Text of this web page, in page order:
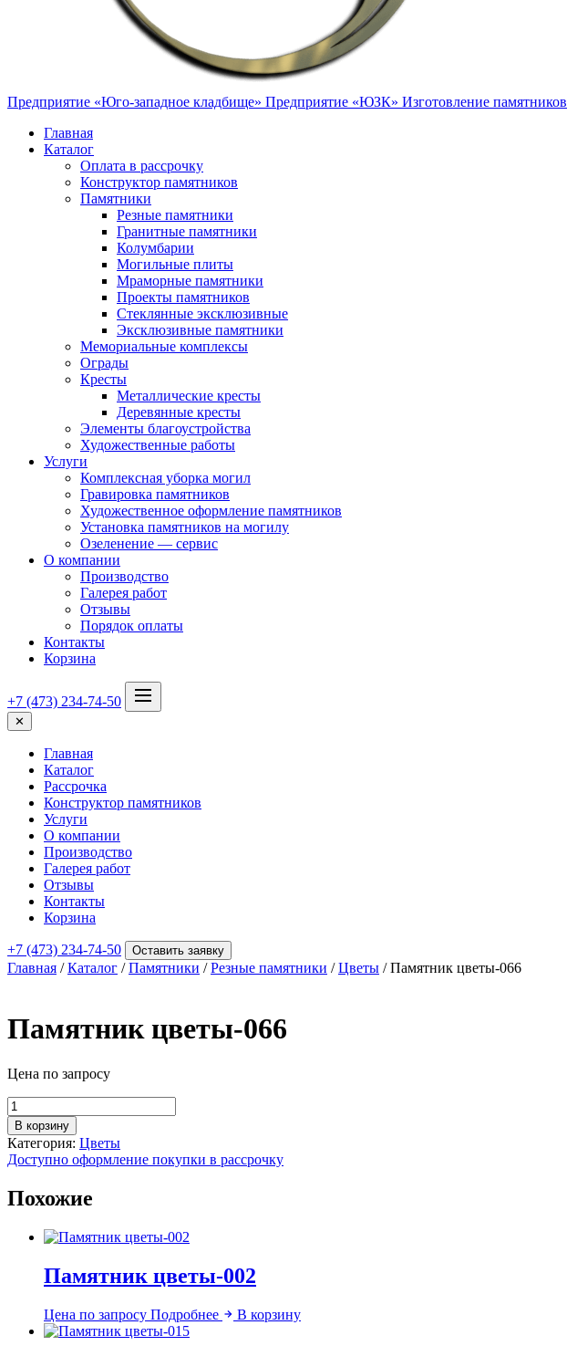
Предприятие «Юго-западное кладбище» Предприятие «ЮЗК» Изготовление памятников
Главная
Каталог
Оплата в рассрочку
Конструктор памятников
Памятники
Резные памятники
Гранитные памятники
Колумбарии
Могильные плиты
Мраморные памятники
Проекты памятников
Стеклянные эксклюзивные
Эксклюзивные памятники
Мемориальные комплексы
Ограды
Кресты
Металлические кресты
Деревянные кресты
Элементы благоустройства
Художественные работы
Услуги
Комплексная уборка могил
Гравировка памятников
Художественное оформление памятников
Установка памятников на могилу
Озеленение — сервис
О компании
Производство
Галерея работ
Отзывы
Порядок оплаты
Контакты
Корзина
+7 (473) 234-74-50
✕
Главная
Каталог
Рассрочка
Конструктор памятников
Услуги
О компании
Производство
Галерея работ
Отзывы
Контакты
Корзина
+7 (473) 234-74-50 Оставить заявку
Главная /Каталог /Памятники /Резные памятники /Цветы / Памятник цветы-066
Памятник цветы-066
Цена по запросу
Количество
товара
Памятник
цветы-066
В корзину
Категория: Цветы
Доступно оформление покупки в рассрочку
Похожие
Памятник цветы-002
Цена по запросу Подробнее В корзину